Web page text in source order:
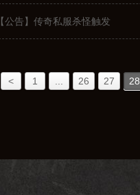
【公告】传奇私服杀怪触发
< 1 26 27 28